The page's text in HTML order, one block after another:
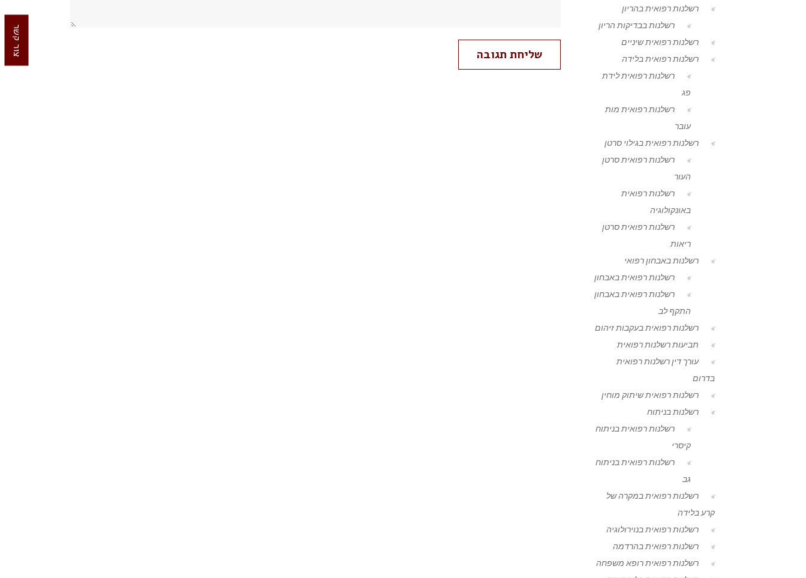
רשלנות רפואית בהריון
רשלנות בבדיקות הריון
רשלנות רפואית שיניים
רשלנות רפואית בלידה
רשלנות רפואית לידת
פג
רשלנות רפואית מות
עובר
רשלנות רפואית בגילוי סרטן
רשלנות רפואית סרטן
העור
רשלנות רפואית
באונקולוגיה
רשלנות רפואית סרטן
ריאות
רשלנות באבחון רפואי
רשלנות רפואית באבחון
רשלנות רפואית באבחון
התקף לב
רשלנות רפואית בעקבות זיהום
תביעות רשלנות רפואית
עורך דין רשלנות רפואית
בדרום
רשלנות רפואית שיתוק מוחין
רשלנות בניתוח
רשלנות רפואית בניתוח
קיסרי
רשלנות רפואית בניתוח
גב
רשלנות רפואית במקרה של
קרע בלידה
רשלנות רפואית בנוירולוגיה
רשלנות רפואית בהרדמה
רשלנות רפואית רופא משפחה
צור קשר